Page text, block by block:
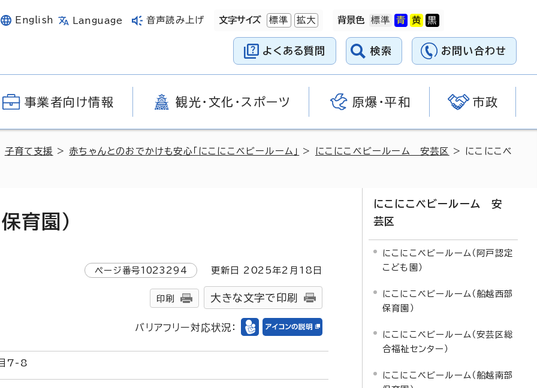
English Language 音声読み上げ 文字サイズ 標準 拡大 背景色
よくある質問 検索 お問い合わせ
事業者向け情報 観光・文化・スポーツ 原爆・平和 市政
子育て支援 >赤ちゃんとのおでかけも安心「にこにこベビールーム」 > にこにこベビールーム 安芸区 > にこにこベ
育園）
ページ番号1023294 更新日 2025年2月 18 日
印刷 大きな文字で印刷
バリアフリー対応状況：
7-8
にこにこベビールーム 安
芸区
にこにこベビールーム（阿戸認定
こども園）
にこにこベビールーム（船越西部
保育園）
にこにこベビールーム（安芸区総
合福祉センター）
にこにこベビールーム（船越南部